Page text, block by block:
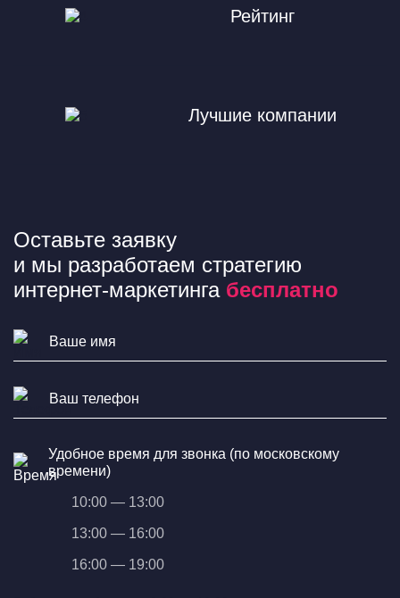
Рейтинг
Лучшие компании
Оставьте заявку
и мы разработаем стратегию
интернет-маркетинга бесплатно
Удобное время для звонка (по московскому
времени)
10:00 — 13:00
13:00 — 16:00
16:00 — 19:00